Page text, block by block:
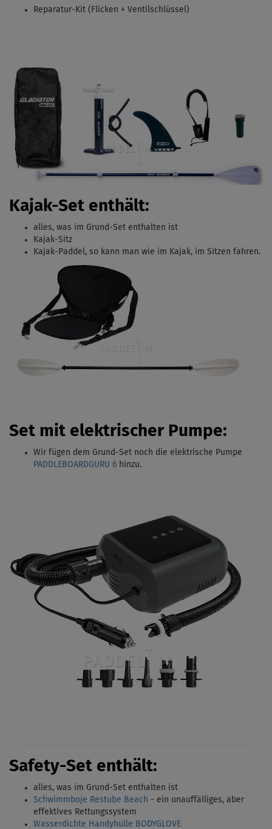
Reparatur-Kit (Flicken + Ventilschlüssel)
Kajak-Set enthält:
alles, was im Grund-Set enthalten ist
Kajak-Sitz
Kajak-Paddel, so kann man wie im Kajak, im Sitzen fahren.
Set mit elektrischer Pumpe:
Wir fügen dem Grund-Set noch die elektrische Pumpe
PADDLEBOARDGURU 6 hinzu.
Safety-Set enthält:
alles, was im Grund-Set enthalten ist
Schwimmboje Restube Beach - ein unauffälliges, aber
effektives Rettungssystem
Wasserdichte Handyhülle BODYGLOVE